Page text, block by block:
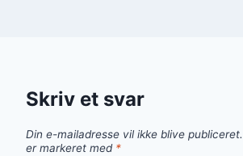
Skriv et svar
Din e-mailadresse vil ikke blive publiceret.
er markeret med *